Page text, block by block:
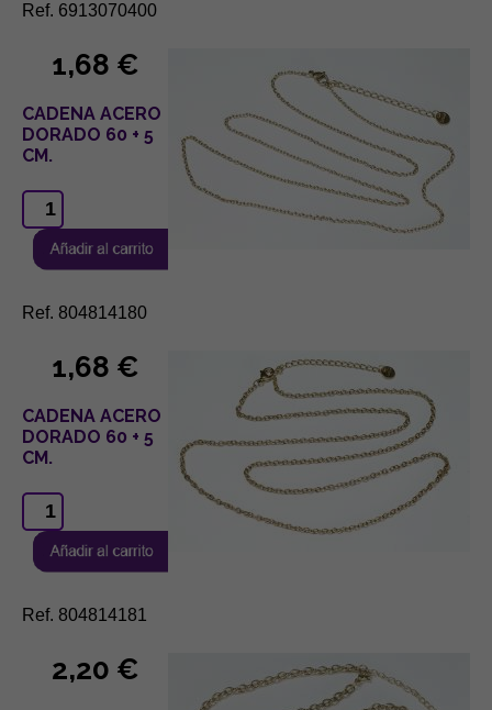
Ref. 6913070400
1,68 €
CADENA ACERO
DORADO 60 + 5
CM.
Ref. 804814180
1,68 €
CADENA ACERO
DORADO 60 + 5
CM.
Ref. 804814181
2,20 €